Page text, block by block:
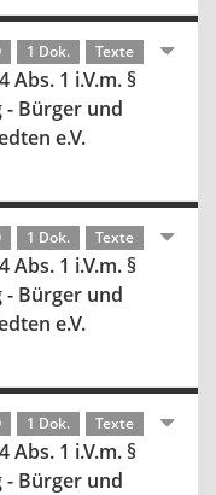
1 Dok. Texte
1 i.V.m. §
- Bürger und
e.V.
1 Dok. Texte
1 i.V.m. §
- Bürger und
e.V.
1 Dok. Texte
1 i.V.m. §
- Bürger und